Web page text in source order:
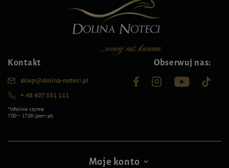
Kontakt
sklep@dolina-noteci.pl
+ 48 607 551 111
*Infolinia czynna
7:00 – 17:00 (pon–pt)
Obserwuj nas:
Moje konto